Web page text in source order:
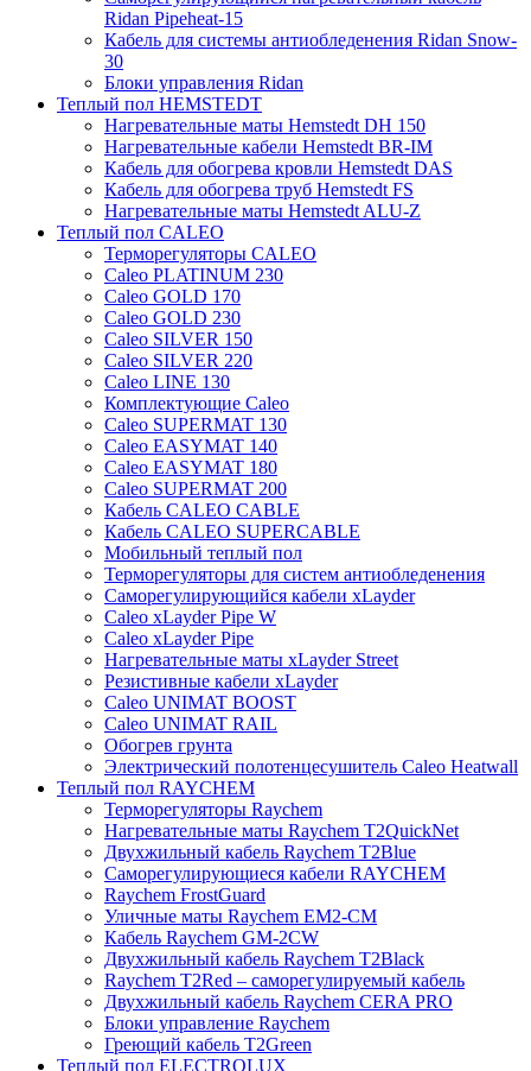
Ridan Pipeheat-15
Кабель для системы антиобледенения Ridan Snow-
30
Блоки управления Ridan
Теплый пол HEMSTEDT
Нагревательные маты Hemstedt DH 150
Нагревательные кабели Hemstedt BR-IM
Кабель для обогрева кровли Hemstedt DAS
Кабель для обогрева труб Hemstedt FS
Нагревательные маты Hemstedt ALU-Z
Теплый пол CALEO
Терморегуляторы CALEO
Caleo PLATINUM 230
Caleo GOLD 170
Caleo GOLD 230
Caleo SILVER 150
Caleo SILVER 220
Caleo LINE 130
Комплектующие Caleo
Caleo SUPERMAT 130
Caleo EASYMAT 140
Caleo EASYMAT 180
Caleo SUPERMAT 200
Кабель CALEO CABLE
Кабель CALEO SUPERCABLE
Мобильный теплый пол
Терморегуляторы для систем антиобледенения
Саморегулирующийся кабели xLayder
Caleo xLayder Pipe W
Caleo xLayder Pipe
Нагревательные маты xLayder Street
Резистивные кабели xLayder
Caleo UNIMAT BOOST
Caleo UNIMAT RAIL
Обогрев грунта
Электрический полотенцесушитель Caleo Heatwall
Теплый пол RAYCHEM
Терморегуляторы Raychem
Нагревательные маты Raychem T2QuickNet
Двухжильный кабель Raychem T2Blue
Саморегулирующиеся кабели RAYCHEM
Raychem FrostGuard
Уличные маты Raychem EM2-CM
Кабель Raychem GM-2CW
Двухжильный кабель Raychem T2Black
Raychem T2Red – саморегулируемый кабель
Двухжильный кабель Raychem CERA PRO
Блоки управление Raychem
Греющий кабель T2Green
Теплый пол ELECTROLUX